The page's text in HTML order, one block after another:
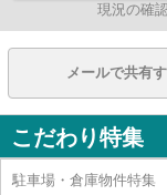
現況の確
メールで共有
こだわり特集
駐車場・倉庫物件特集